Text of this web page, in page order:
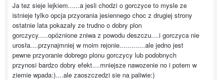
Ja tez sieje lejkiem......a jesli chodzi o gorczyce to mysle ze
istnieje tylko opcja przyorania jesiennego choc z drugiej strony
ostatnie lata pokazały ze trudno o dobry plon
gorczycy.....opóznione zniwa z powodu deszczu....i gorczyca nie
urosła....przynajmniej w moim rejonie.............ale jedno jest
pewne przyoranie dobrego plonu gorczycy lub podobnych
przynosi bardzo dobry efekt....mniejsze nawozenie no i potem w
ziemie wpada:)....ale zaoszczedzi sie na paliwie:)